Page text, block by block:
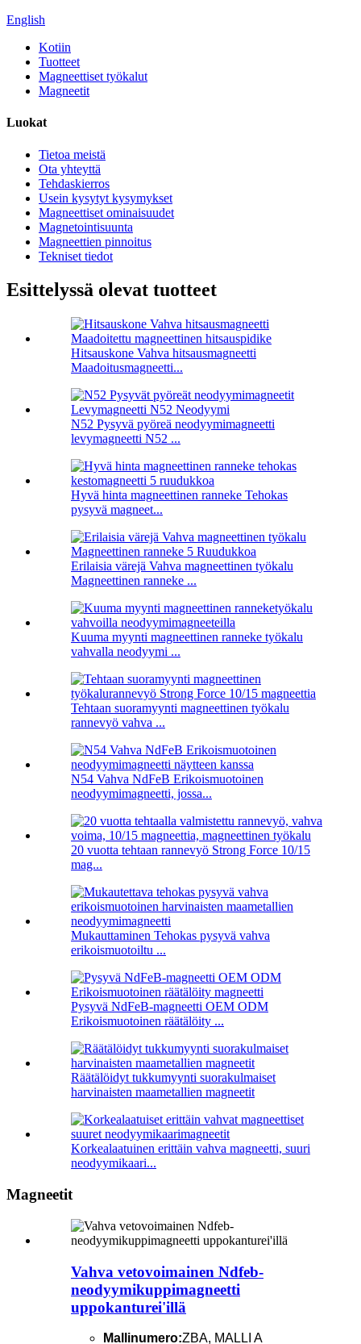
English
Kotiin
Tuotteet
Magneettiset työkalut
Magneetit
Luokat
Tietoa meistä
Ota yhteyttä
Tehdaskierros
Usein kysytyt kysymykset
Magneettiset ominaisuudet
Magnetointisuunta
Magneettien pinnoitus
Tekniset tiedot
Esittelyssä olevat tuotteet
Hitsauskone Vahva hitsausmagneetti
Maadoitusmagneetti...
N52 Pysyvä pyöreä neodyymimagneetti
levymagneetti N52 ...
Hyvä hinta magneettinen ranneke Tehokas
pysyvä magneet...
Erilaisia ​​värejä Vahva magneettinen työkalu
Magneettinen ranneke ...
Kuuma myynti magneettinen ranneke työkalu
vahvalla neodyymi ...
Tehtaan suoramyynti magneettinen työkalu
rannevyö vahva ...
N54 Vahva NdFeB Erikoismuotoinen
neodyymimagneetti, jossa...
20 vuotta tehtaan rannevyö Strong Force 10/15
mag...
Mukauttaminen Tehokas pysyvä vahva
erikoismuotoiltu ...
Pysyvä NdFeB-magneetti OEM ODM
Erikoismuotoinen räätälöity ...
Räätälöidyt tukkumyynti suorakulmaiset
harvinaisten maametallien magneetit
Korkealaatuinen erittäin vahva magneetti, suuri
neodyymikaari...
Magneetit
Vahva vetovoimainen Ndfeb-
neodyymikuppimagneetti
uppokanturei'illä
Mallinumero:ZBA, MALLI A